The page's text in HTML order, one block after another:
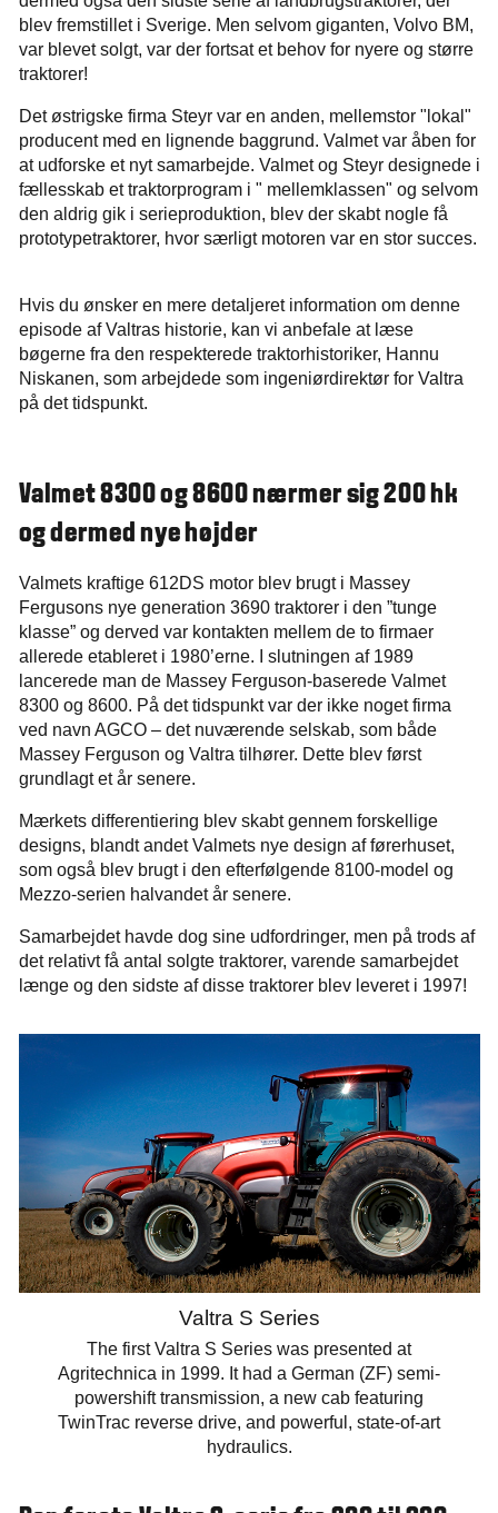
blev fremstillet i Sverige. Men selvom giganten, Volvo BM,
var blevet solgt, var der fortsat et behov for nyere og større
traktorer!
Det østrigske firma Steyr var en anden, mellemstor "lokal"
producent med en lignende baggrund. Valmet var åben for
at udforske et nyt samarbejde. Valmet og Steyr designede i
fællesskab et traktorprogram i " mellemklassen" og selvom
den aldrig gik i serieproduktion, blev der skabt nogle få
prototypetraktorer, hvor særligt motoren var en stor succes.
Hvis du ønsker en mere detaljeret information om denne
episode af Valtras historie, kan vi anbefale at læse
bøgerne fra den respekterede traktorhistoriker, Hannu
Niskanen, som arbejdede som ingeniørdirektør for Valtra
på det tidspunkt.
Valmet 8300 og 8600 nærmer sig 200 hk
og dermed nye højder
Valmets kraftige 612DS motor blev brugt i Massey
Fergusons nye generation 3690 traktorer i den ”tunge
klasse” og derved var kontakten mellem de to firmaer
allerede etableret i 1980’erne. I slutningen af 1989
lancerede man de Massey Ferguson-baserede Valmet
8300 og 8600. På det tidspunkt var der ikke noget firma
ved navn AGCO – det nuværende selskab, som både
Massey Ferguson og Valtra tilhører. Dette blev først
grundlagt et år senere.
Mærkets differentiering blev skabt gennem forskellige
designs, blandt andet Valmets nye design af førerhuset,
som også blev brugt i den efterfølgende 8100-model og
Mezzo-serien halvandet år senere.
Samarbejdet havde dog sine udfordringer, men på trods af
det relativt få antal solgte traktorer, varende samarbejdet
længe og den sidste af disse traktorer blev leveret i 1997!
Valtra S Series
The first Valtra S Series was presented at
Agritechnica in 1999. It had a German (ZF) semi-
powershift transmission, a new cab featuring
TwinTrac reverse drive, and powerful, state-of-art
hydraulics.